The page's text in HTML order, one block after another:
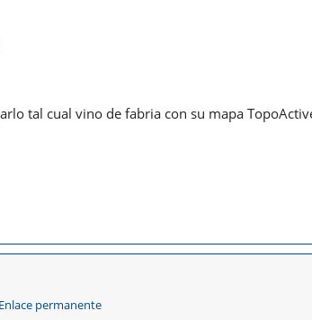
tal cual vino de fabria con su mapa
Enlace permanente